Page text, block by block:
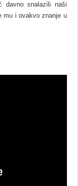
davno snalazili naši
mu i ovakvo znanje u